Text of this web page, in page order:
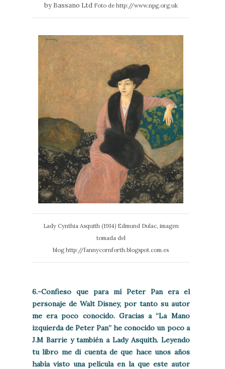
by Bassano Ltd Foto de http://www.npg.org.uk
Lady Cynthia Asquith (1914) Edmund Dulac, imagen
tomada del
blog http://fannycornforth.blogspot.com.es
6.-Confieso que para mí Peter Pan era el
personaje de Walt Disney, por tanto su autor
me era poco conocido. Gracias a “La Mano
izquierda de Peter Pan” he conocido un poco a
J.M Barrie y también a Lady Asquith. Leyendo
tu libro me di cuenta de que hace unos años
había visto una película en la que este autor